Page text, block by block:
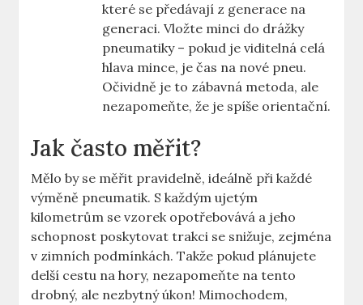
které se předávají z generace na
generaci. Vložte minci do drážky
pneumatiky – pokud je viditelná celá
hlava mince, je čas na nové pneu.
Očividně je to zábavná metoda, ale
nezapomeňte, že je spíše orientační.
Jak často měřit?
Mělo by se měřit pravidelně, ideálně při každé
výměně pneumatik. S každým ujetým
kilometrům se vzorek opotřebovává a jeho
schopnost poskytovat trakci se snižuje, zejména
v zimních podmínkách. Takže pokud plánujete
delší cestu na hory, nezapomeňte na tento
drobný, ale nezbytný úkon! Mimochodem,